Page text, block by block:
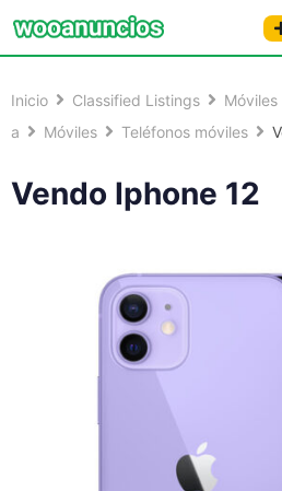
Saltar
Inicio Classified Listings
a
Móviles Teléfonos móviles
Vendo Iphone 12